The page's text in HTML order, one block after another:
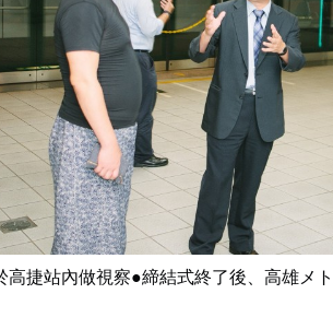
高捷站內做視察●締結式終了後、高雄メ